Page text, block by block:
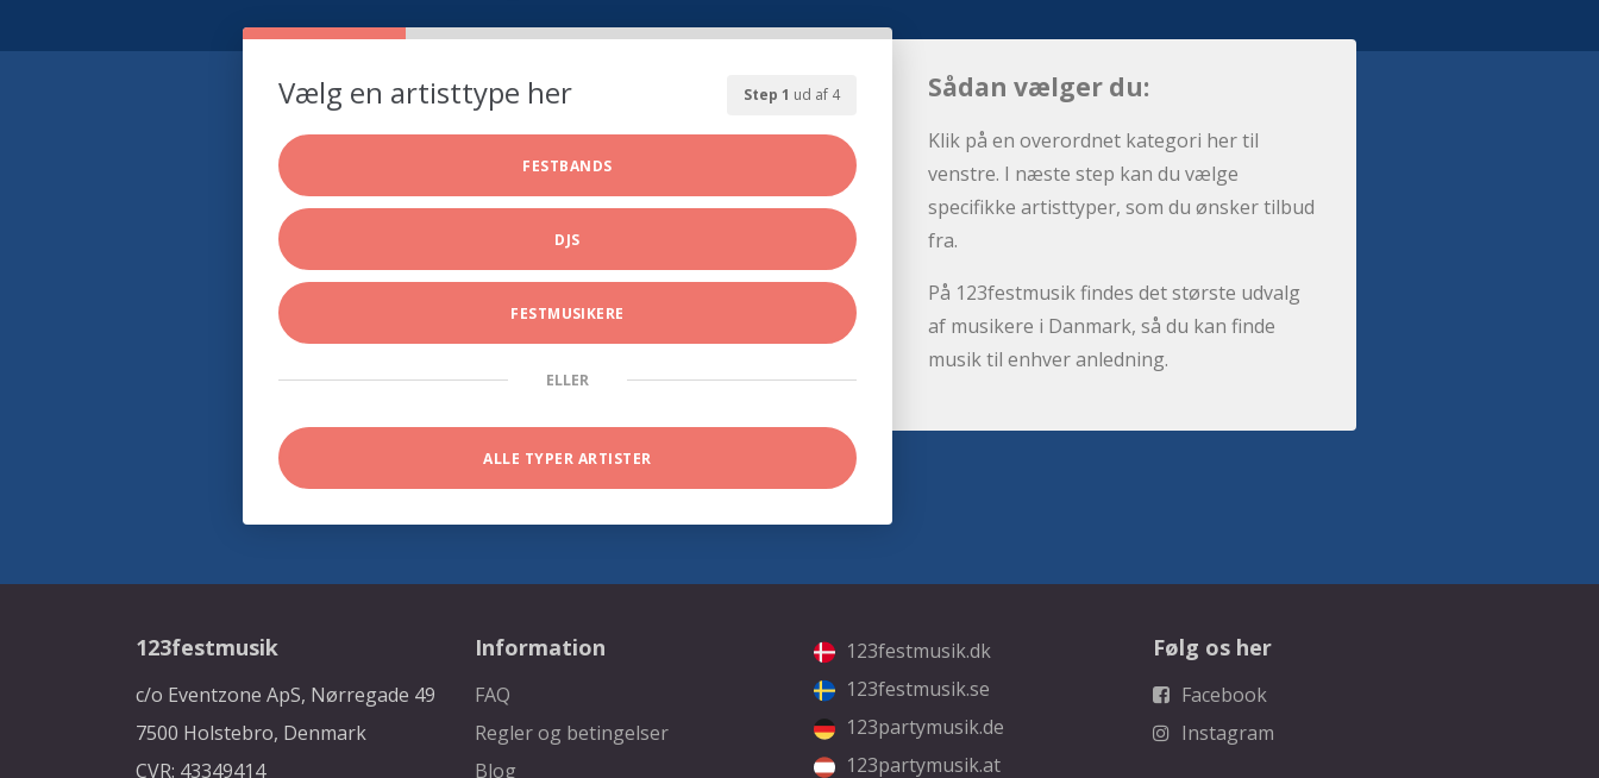
Step 1 ud af 4
Vælg en artisttype her
FESTBANDS
DJS
FESTMUSIKERE
ELLER
ALLE TYPER ARTISTER
Sådan vælger du:
Klik på en overordnet kategori her til
venstre. I næste step kan du vælge
specifikke artisttyper, som du ønsker tilbud
fra.
På 123festmusik findes det største udvalg
af musikere i Danmark, så du kan finde
musik til enhver anledning.
123festmusik
c/o Eventzone ApS, Nørregade 49
7500 Holstebro, Denmark
CVR: 43349414
Information
FAQ
Regler og betingelser
Blog
123festmusik.dk
123festmusik.se
123partymusik.de
123partymusik.at
Følg os her
Facebook
Instagram